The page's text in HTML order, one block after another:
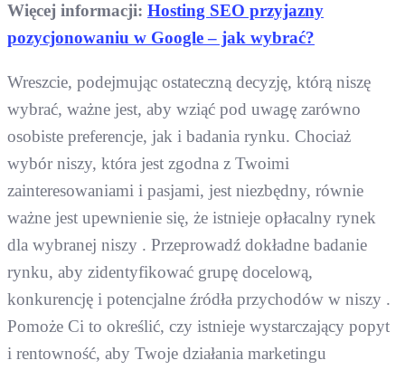
Więcej informacji: Hosting SEO przyjazny
pozycjonowaniu w Google – jak wybrać?
Wreszcie, podejmując ostateczną decyzję, którą niszę
wybrać, ważne jest, aby wziąć pod uwagę zarówno
osobiste preferencje, jak i badania rynku. Chociaż
wybór niszy, która jest zgodna z Twoimi
zainteresowaniami i pasjami, jest niezbędny, równie
ważne jest upewnienie się, że istnieje opłacalny rynek
dla wybranej niszy . Przeprowadź dokładne badanie
rynku, aby zidentyfikować grupę docelową,
konkurencję i potencjalne źródła przychodów w niszy .
Pomoże Ci to określić, czy istnieje wystarczający popyt
i rentowność, aby Twoje działania marketingu